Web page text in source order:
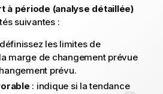
à période (analyse détaillée)
suivantes :
les limites de
marge de changement prévue
prévu.
: indique si la tendance